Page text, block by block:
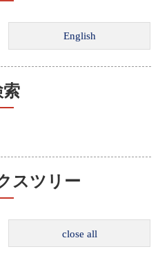
索
スツリー
close all